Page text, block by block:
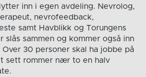
inn i egen avdeling. Nevrolog,
nevrofeedback,
samt Havblikk og Torungens
slås sammen og kommer også inn
30 personer skal ha jobbe på
sett rommer nær to en halv